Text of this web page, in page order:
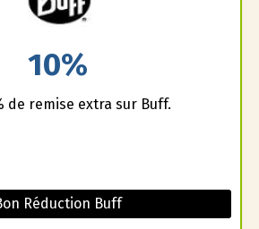
10%
de remise extra sur Buff.
Réduction Buff